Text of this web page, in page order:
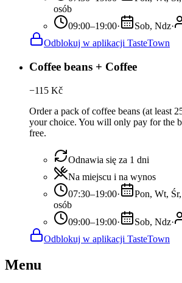
osób
09:00–19:00· Sob, Ndz·
Odblokuj w aplikacji TasteTown
Coffee beans + Coffee
−115 Kč
Order a pack of coffee beans (at least
your choice. You will only pay for the
free.
Odnawia się za 1 dni
Na miejscu i na wynos
07:30–19:00· Pon, Wt,
osób
09:00–19:00· Sob, Ndz·
Odblokuj w aplikacji TasteTown
Menu